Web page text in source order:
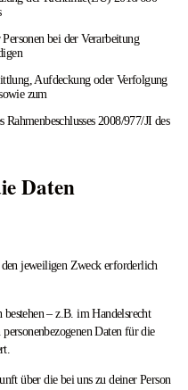
bei der Verarbeitung
Aufdeckung oder Verfolgung
zum
2008/977/JI des
Daten
jeweiligen Zweck erforderlich
– z.B. im Handelsrecht
Daten für die
über die bei uns zu deiner Person